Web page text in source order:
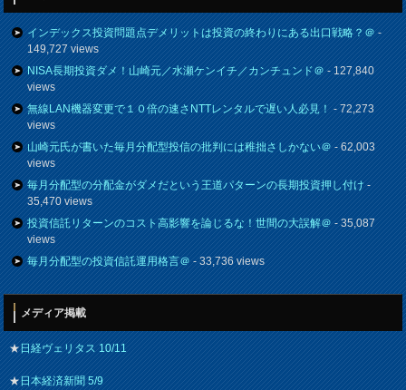
インデックス投資問題点デメリットは投資の終わりにある出口戦略？＠-
149,727 views
NISA長期投資ダメ！山崎元／水瀬ケンイチ／カンチュンド＠- 127,840
views
無線LAN機器変更で１０倍の速さNTTレンタルで遅い人必見！- 72,273
views
山崎元氏が書いた毎月分配型投信の批判には稚拙さしかない＠- 62,003
views
毎月分配型の分配金がダメだという王道パターンの長期投資押し付け-
35,470 views
投資信託リターンのコスト高影響を論じるな！世間の大誤解＠- 35,087
views
毎月分配型の投資信託運用格言＠- 33,736 views
メディア掲載
★日経ヴェリタス 10/11
★日本経済新聞 5/9